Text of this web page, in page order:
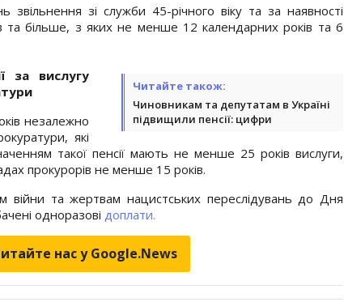
звільнення зі служби 45-річного віку та за наявності
та більше, з яких не менше 12 календарних років та 6
Читайте також:
Чиновникам та депутатам в Україні
підвищили пенсії: цифри
за вислугу
незалежно
які
такої пенсії мають не менше 25 років вислуги,
прокурорів не менше 15 років.
війни та жертвам нацистських переслідувань до Дня
одноразові доплати.
нас у Google.News